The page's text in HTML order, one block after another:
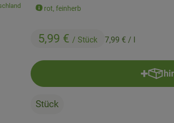
rot, feinherb
5,99 € / Stück 7,99 € / l
Stück